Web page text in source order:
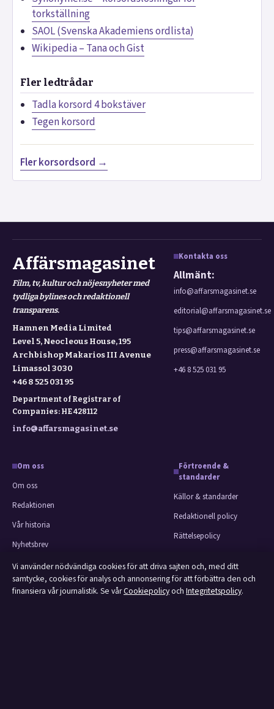
torkställning
SAOL (Svenska Akademiens ordlista)
Wikipedia – Tana och Gist
Fler ledtrådar
Tadla korsord 4 bokstäver
Tegen korsord
Fler korsordsord →
Affärsmagasinet
Film, tv, kultur och nöjesnyheter med
tydliga bylines och redaktionell
transparens.
Hamnen Media Limited
Level 5, Neocleous House, 195
Archbishop Makarios III Avenue
Limassol 3030
+46 8 525 031 95
Department of Registrar of
Companies: HE 428112
info@affarsmagasinet.se
Kontakta oss
Allmänt:
info@affarsmagasinet.se
editorial@affarsmagasinet.se
tips@affarsmagasinet.se
press@affarsmagasinet.se
+46 8 525 031 95
Om oss
Om oss
Redaktionen
Vår historia
Nyhetsbrev
Tipsa oss
Kontakt
Förtroende &
standarder
Källor & standarder
Redaktionell policy
Rättelsepolicy
Ägande & finansiering
Integritetspolicy
Vi använder nödvändiga cookies för att driva sajten och, med ditt
samtycke, cookies för analys och annonsering för att förbättra den och
finansiera vår journalistik. Se vårCookiepolicyoch Integritetspolicy.